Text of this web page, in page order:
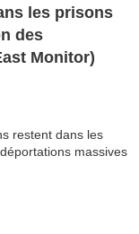
les prisons
des
Monitor)